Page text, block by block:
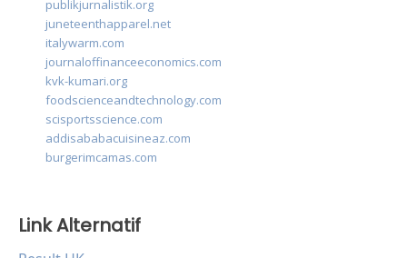
publikjurnalistik.org
juneteenthapparel.net
italywarm.com
journaloffinanceeconomics.com
kvk-kumari.org
foodscienceandtechnology.com
scisportsscience.com
addisababacuisineaz.com
burgerimcamas.com
Link Alternatif